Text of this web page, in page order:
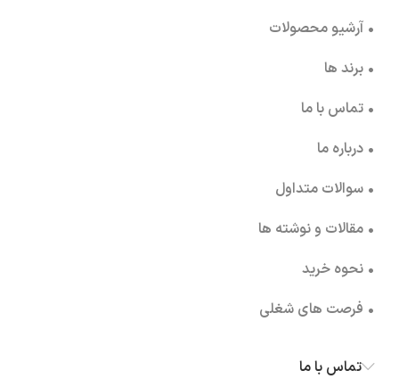
• آرشیو محصولات
• برند ها
• تماس با ما
• درباره ما
• سوالات متداول
• مقالات و نوشته ها
• نحوه خرید
• فرصت های شغلی
تماس با ما